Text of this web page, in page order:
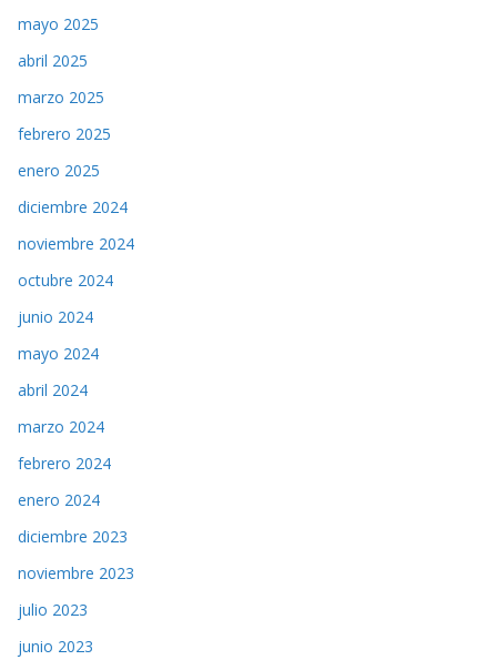
mayo 2025
abril 2025
marzo 2025
febrero 2025
enero 2025
diciembre 2024
noviembre 2024
octubre 2024
junio 2024
mayo 2024
abril 2024
marzo 2024
febrero 2024
enero 2024
diciembre 2023
noviembre 2023
julio 2023
junio 2023